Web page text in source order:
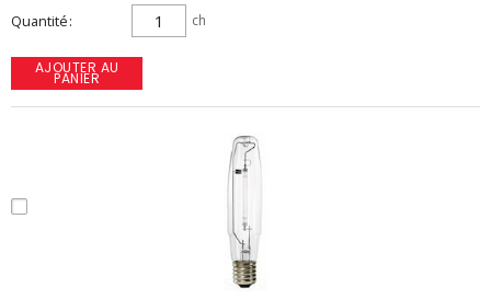
Quantité ch
AJOUTER AU
PANIER